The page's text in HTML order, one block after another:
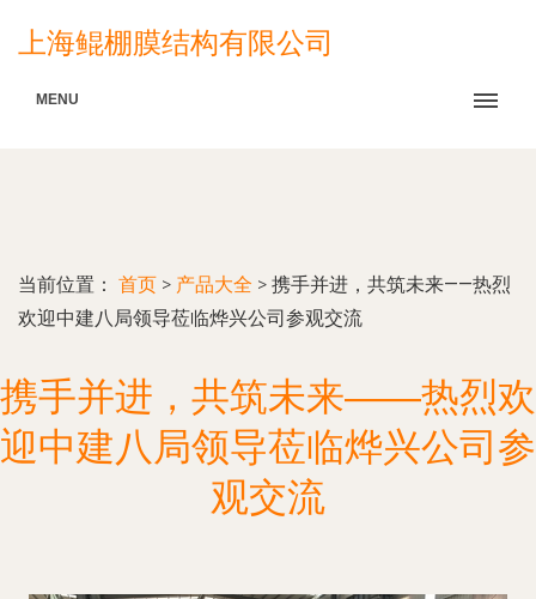
上海鲲棚膜结构有限公司
MENU
当前位置： 首页 > 产品大全 > 携手并进，共筑未来——热烈
欢迎中建八局领导莅临烨兴公司参观交流
携手并进，共筑未来——热烈欢
迎中建八局领导莅临烨兴公司参
观交流